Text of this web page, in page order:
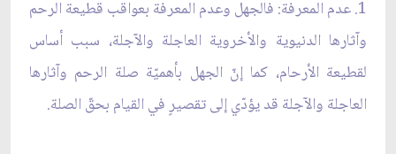
1. عدم المعرفة: فالجهل وعدم المعرفة بعواقب قطيعة الرحم
وآثارها الدنيوية والأخروية العاجلة والآجلة، سبب أساس
لقطيعة الأرحام، كما إنّ الجهل بأهميّة صلة الرحم وآثارها
العاجلة والآجلة قد يؤدّي إلى تقصيرٍ في القيام بحقّ الصلة.